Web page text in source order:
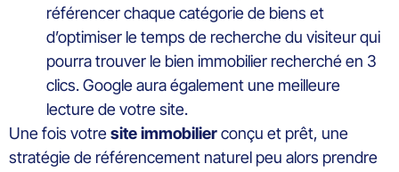
référencer chaque catégorie de biens et
d’optimiser le temps de recherche du visiteur qui
pourra trouver le bien immobilier recherché en 3
clics. Google aura également une meilleure
lecture de votre site.
Une fois votresite immobilierconçu et prêt, une
stratégie de référencement naturel peu alors prendre